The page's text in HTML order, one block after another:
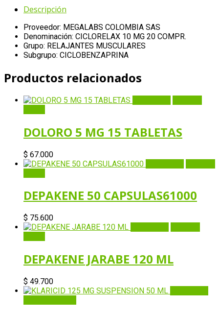
Descripción
Proveedor: MEGALABS COLOMBIA SAS
Denominación: CICLORELAX 10 MG 20 COMPR.
Grupo: RELAJANTES MUSCULARES
Subgrupo: CICLOBENZAPRINA
Productos relacionados
DOLORO 5 MG 15 TABLETAS
$ 67.000
DEPAKENE 50 CAPSULAS61000
$ 75.600
DEPAKENE JARABE 120 ML
$ 49.700